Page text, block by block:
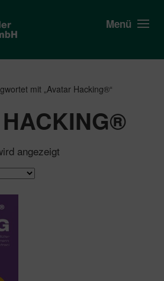
Menü
mit „Avatar Hacking®“
angezeigt